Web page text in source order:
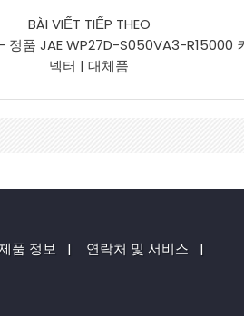
BÀI VIẾT TIẾP THEO
정품 JAE WP27D-S050VA3-R15000
넥터 | 대체품
품 정보 | 연락처 및 서비스 |